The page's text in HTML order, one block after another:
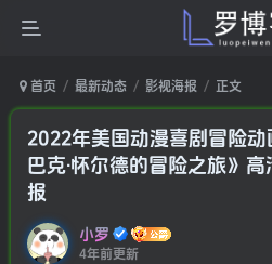
首页 最新动态 影视海报 正文
2022年美国动漫喜剧冒险动
巴克·怀尔德的冒险之旅》
报
小罗
4年前更新